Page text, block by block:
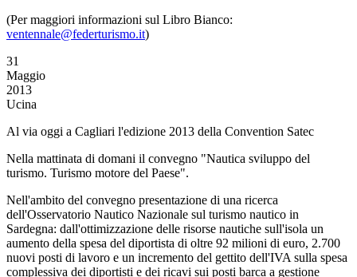
(Per maggiori informazioni sul Libro Bianco:
ventennale@federturismo.it)
31
Maggio
2013
Ucina
Al via oggi a Cagliari l'edizione 2013 della Convention Satec
Nella mattinata di domani il convegno "Nautica sviluppo del
turismo. Turismo motore del Paese".
Nell'ambito del convegno presentazione di una ricerca
dell'Osservatorio Nautico Nazionale sul turismo nautico in
Sardegna: dall'ottimizzazione delle risorse nautiche sull'isola un
aumento della spesa del diportista di oltre 92 milioni di euro, 2.700
nuovi posti di lavoro e un incremento del gettito dell'IVA sulla spesa
complessiva dei diportisti e dei ricavi sui posti barca a gestione